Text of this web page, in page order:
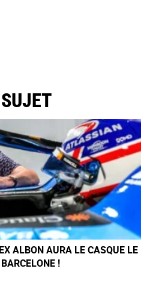
ALBON AURA LE CASQUE LE
!